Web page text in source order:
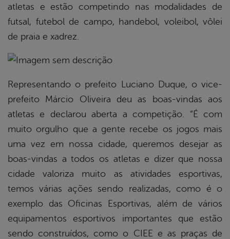
atletas e estão competindo nas modalidades de
futsal, futebol de campo, handebol, voleibol, vôlei
de praia e xadrez.
Representando o prefeito Luciano Duque, o vice-
prefeito Márcio Oliveira deu as boas-vindas aos
atletas e declarou aberta a competição. “É com
muito orgulho que a gente recebe os jogos mais
uma vez em nossa cidade, queremos desejar as
boas-vindas a todos os atletas e dizer que nossa
cidade valoriza muito as atividades esportivas,
temos várias ações sendo realizadas, como é o
exemplo das Oficinas Esportivas, além de vários
equipamentos esportivos importantes que estão
sendo construídos, como o CIEE e as praças de